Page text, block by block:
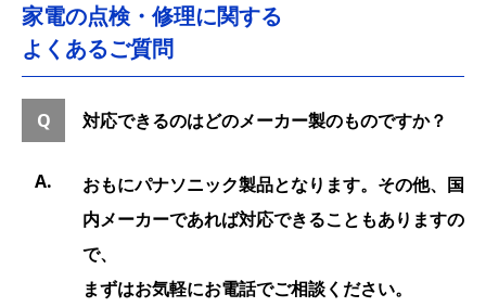
家電の点検・修理に関する
よくあるご質問
対応できるのはどのメーカー製のものですか？
おもにパナソニック製品となります。その他、国
内メーカーであれば対応できることもありますの
で、
まずはお気軽にお電話でご相談ください。